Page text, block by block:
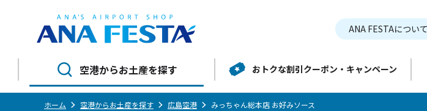
ANA FESTAについて
空港からお土産を探す おトクな割引クーポン・キャンペーン
ホーム 空港からお土産を探す 広島空港 みっちゃん総本店 お好みソース